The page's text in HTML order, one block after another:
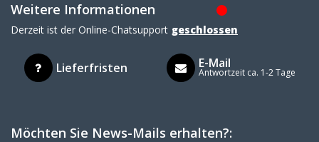
Weitere Informationen
Derzeit ist der Online-Chatsupport geschlossen
Lieferfristen E-Mail
Antwortzeit ca. 1-2 Tage
Möchten Sie News-Mails erhalten?: